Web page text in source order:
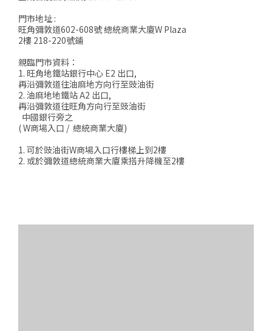
門市地址 :
旺角彌敦道602-608號 總統商業大廈W Plaza
2樓 218-220號鋪
親臨門市資料：
1. 旺角地鐵站銀行中心 E2 出口,
再沿彌敦道往油麻地方向行至豉油街
2. 油麻地地鐵站 A2 出口,
再沿彌敦道往旺角方向行至豉油街
中國銀行旁之
( W商場入口 / 總統商業大廈)
1. 可於豉油街W商場入口行樓梯上到2樓
2. 或於彌敦道總統商業大廈乘搭升降機至2樓